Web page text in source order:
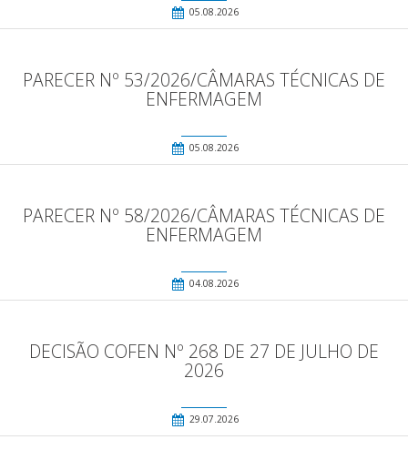
05.08.2026
PARECER Nº 53/2026/CÂMARAS TÉCNICAS DE
ENFERMAGEM
05.08.2026
PARECER Nº 58/2026/CÂMARAS TÉCNICAS DE
ENFERMAGEM
04.08.2026
DECISÃO COFEN Nº 268 DE 27 DE JULHO DE
2026
29.07.2026